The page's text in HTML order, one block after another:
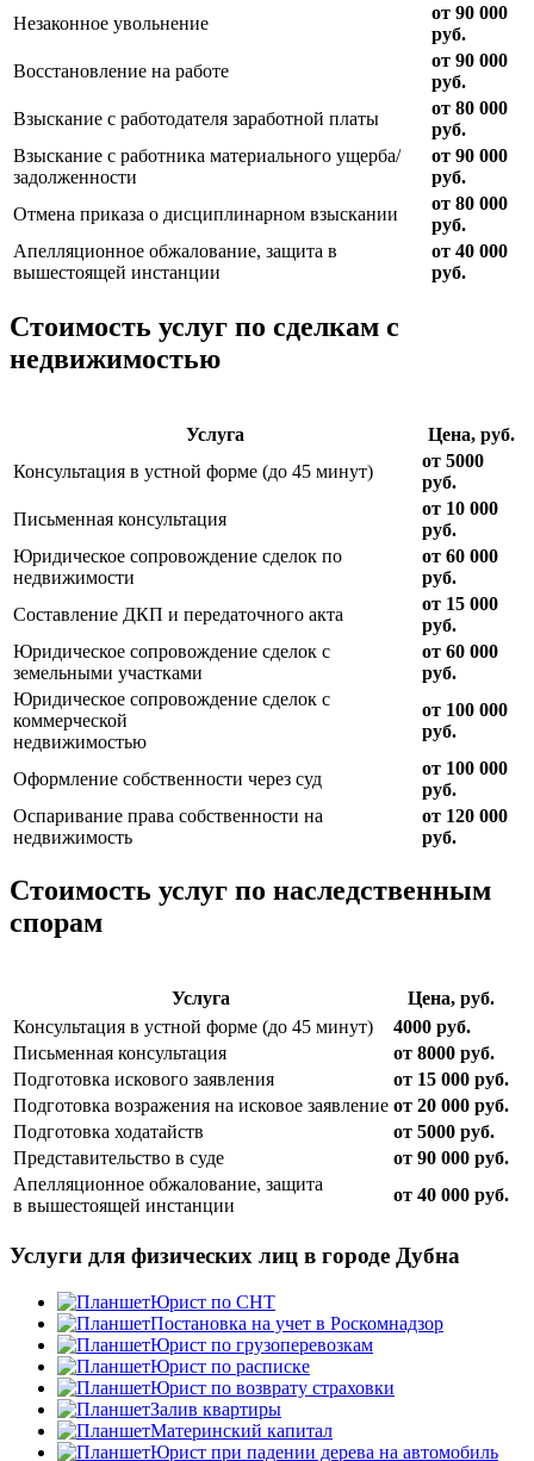
Незаконное увольнение
от 90 000
руб.
Восстановление на работе
от 90 000
руб.
Взыскание с работодателя заработной платы
от 80 000
руб.
Взыскание с работника материального ущерба/
задолженности
от 90 000
руб.
Отмена приказа о дисциплинарном взыскании
от 80 000
руб.
Апелляционное обжалование, защита в
вышестоящей инстанции
от 40 000
руб.
Стоимость услуг по сделкам с
недвижимостью
Услуга
Цена, руб.
Консультация в устной форме (до 45 минут)
от 5000
руб.
Письменная консультация
от 10 000
руб.
Юридическое сопровождение сделок по
недвижимости
от 60 000
руб.
Составление ДКП и передаточного акта
от 15 000
руб.
Юридическое сопровождение сделок с
земельными участками
от 60 000
руб.
Юридическое сопровождение сделок с
коммерческой
недвижимостью
от 100 000
руб.
Оформление собственности через суд
от 100 000
руб.
Оспаривание права собственности на
недвижимость
от 120 000
руб.
Стоимость услуг по наследственным
спорам
Услуга
Цена, руб.
Консультация в устной форме (до 45 минут)
4000 руб.
Письменная консультация
от 8000 руб.
Подготовка искового заявления
от 15 000 руб.
Подготовка возражения на исковое заявление от 20 000 руб.
Подготовка ходатайств
от 5000 руб.
Представительство в суде
от 90 000 руб.
Апелляционное обжалование, защита
в вышестоящей инстанции
от 40 000 руб.
Услуги для физических лиц в городе Дубна
Юрист по СНТ
Постановка на учет в Роскомнадзор
Юрист по грузоперевозкам
Юрист по расписке
Юрист по возврату страховки
Залив квартиры
Материнский капитал
Юрист при падении дерева на автомобиль